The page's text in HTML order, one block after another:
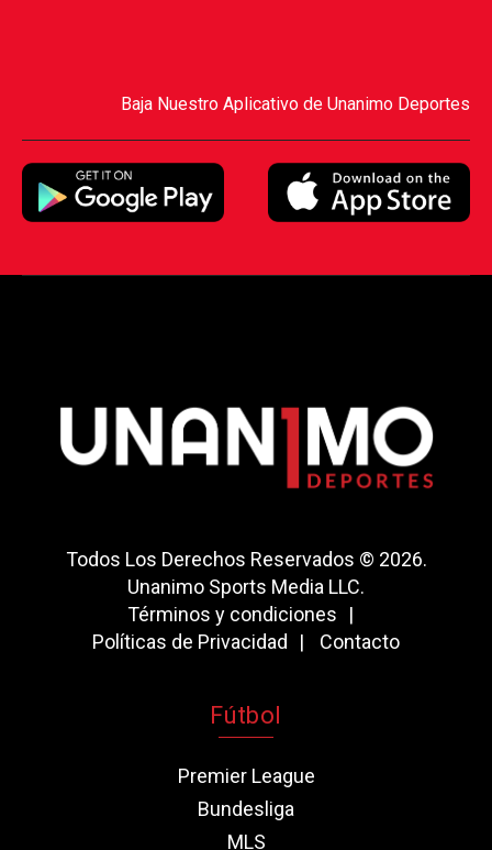
Baja Nuestro Aplicativo de Unanimo Deportes
Todos Los Derechos Reservados © 2026.
Unanimo Sports Media LLC.
Términos y condiciones
Políticas de Privacidad
Contacto
Fútbol
Premier League
Bundesliga
MLS